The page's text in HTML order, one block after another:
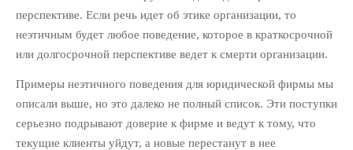
перспективе. Если речь идет об этике организации, то
неэтичным будет любое поведение, которое в краткосрочной
или долгосрочной перспективе ведет к смерти организации.
Примеры неэтичного поведения для юридической фирмы мы
описали выше, но это далеко не полный список. Эти поступки
серьезно подрывают доверие к фирме и ведут к тому, что
текущие клиенты уйдут, а новые перестанут в нее